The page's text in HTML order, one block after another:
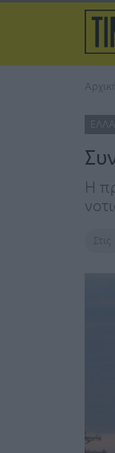
Αρχική
Η
Στις